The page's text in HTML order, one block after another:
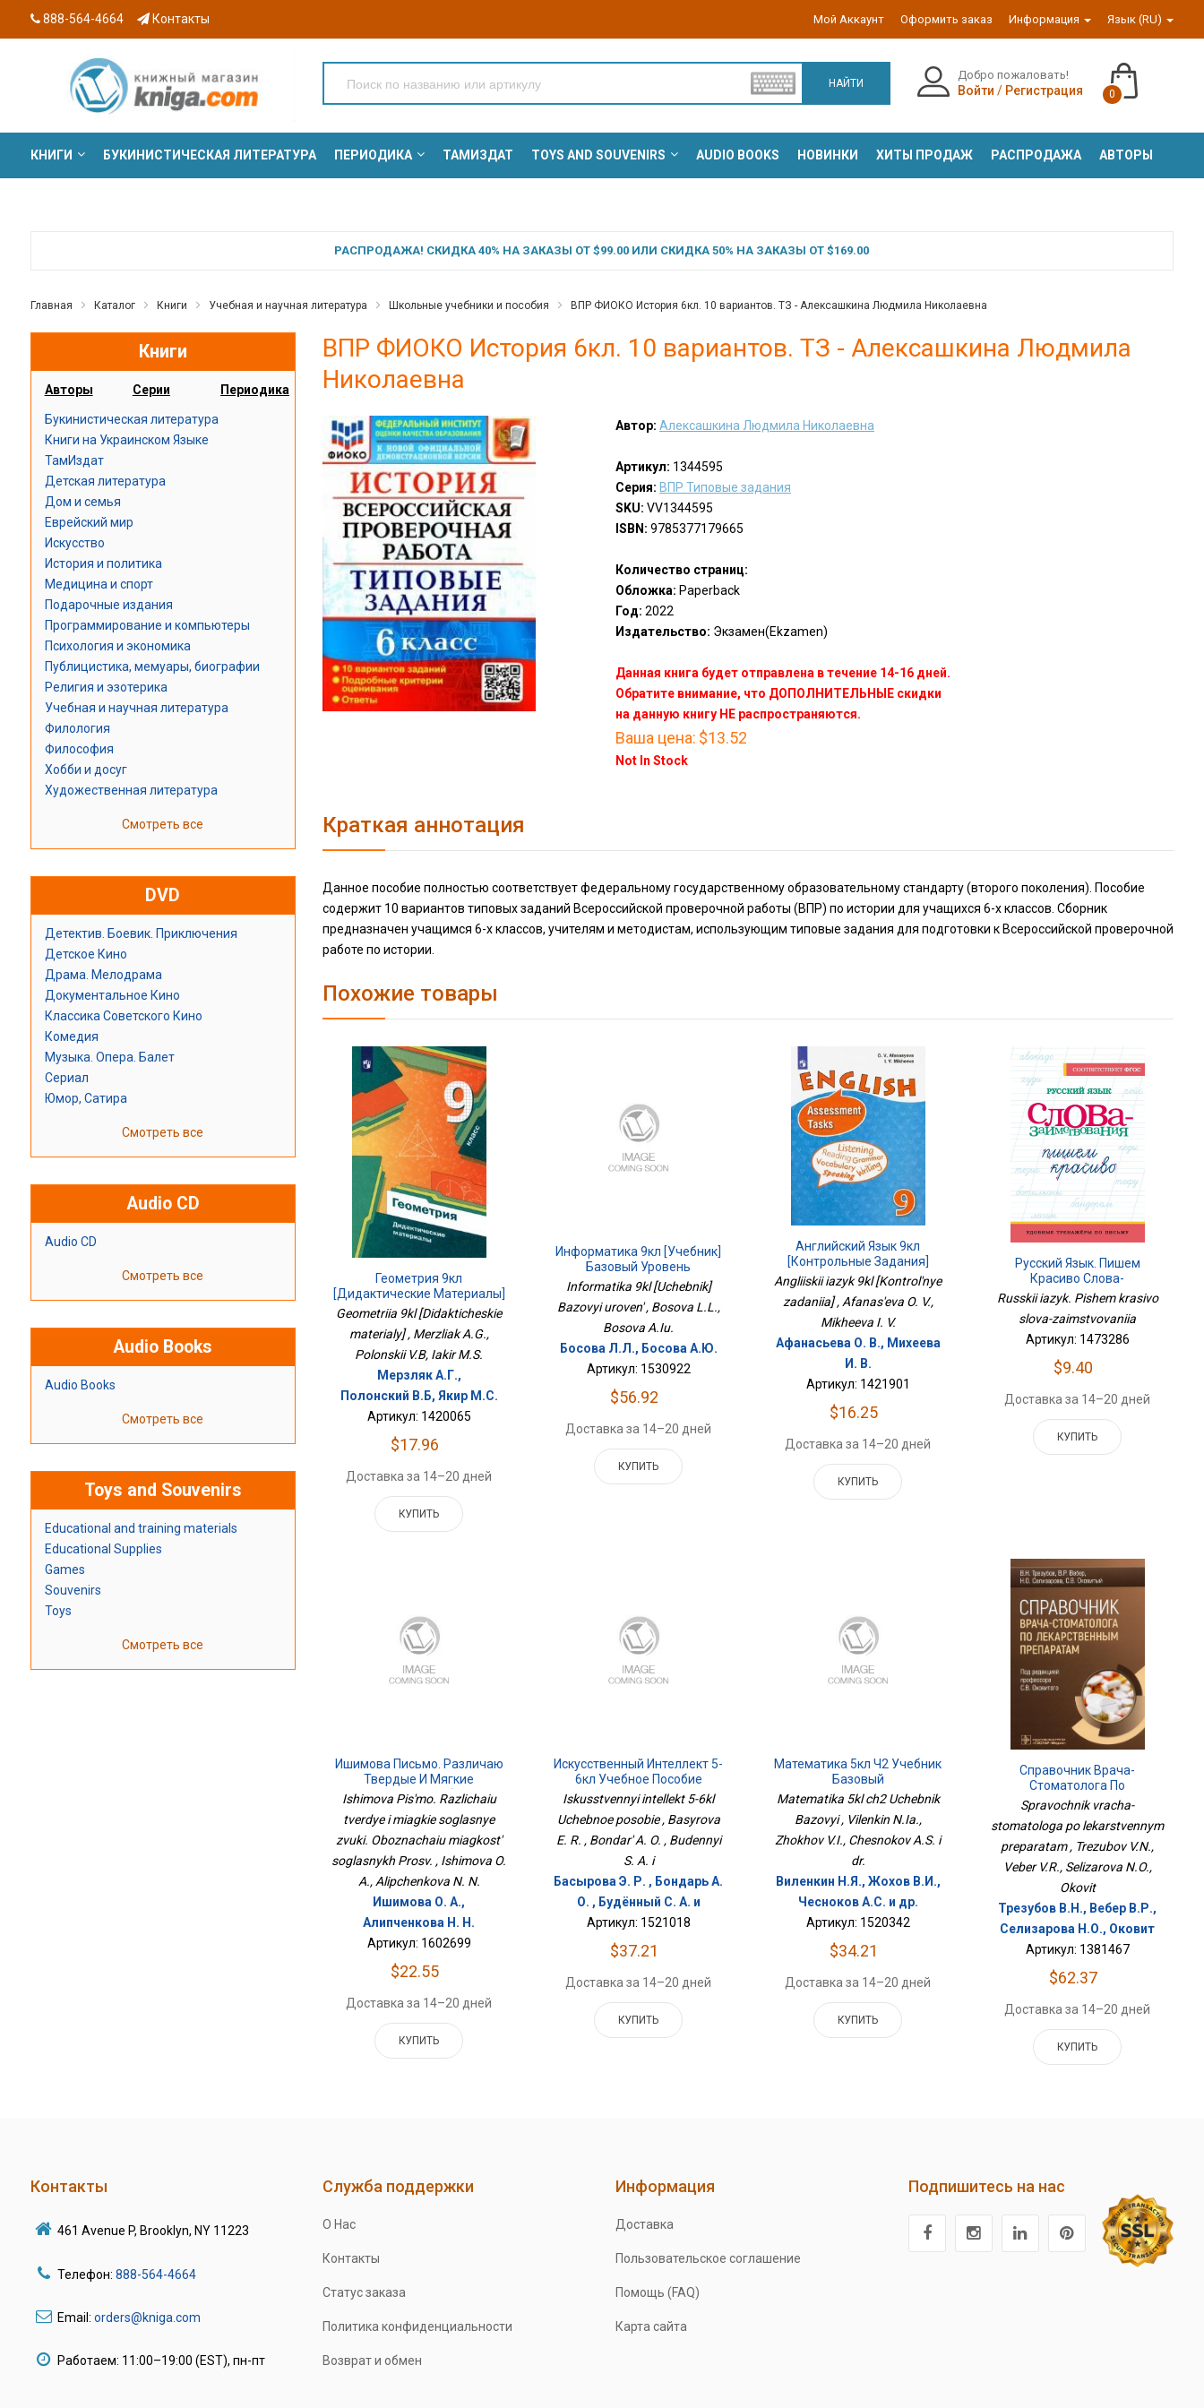
888-564-4664 Контакты Мой Аккаунт Оформить заказ Информация Язык (RU)
НАЙТИ
Добро пожаловать!
Войти / Регистрация 0
КНИГИ БУКИНИСТИЧЕСКАЯ ЛИТЕРАТУРА ПЕРИОДИКА ТАМИЗДАТ TOYS AND SOUVENIRS AUDIO BOOKS НОВИНКИ ХИТЫ ПРОДАЖ РАСПРОДАЖА АВТОРЫ
РАСПРОДАЖА! СКИДКА 40% НА ЗАКАЗЫ ОТ $99.00 ИЛИ СКИДКА 50% НА ЗАКАЗЫ ОТ $169.00
Главная Каталог Книги Учебная и научная литература Школьные учебники и пособия ВПР ФИОКО История 6кл. 10 вариантов. ТЗ - Алексашкина Людмила Николаевна
Книги
Авторы Серии Периодика
Букинистическая литература
Книги на Украинском Языке
ТамИздат
Детская литература
Дом и семья
Еврейский мир
Искусство
История и политика
Медицина и спорт
Подарочные издания
Программирование и компьютеры
Психология и экономика
Публицистика, мемуары, биографии
Религия и эзотерика
Учебная и научная литература
Филология
Философия
Хобби и досуг
Художественная литература
Смотреть все
DVD
Детектив. Боевик. Приключения
Детское Кино
Драма. Мелодрама
Документальное Кино
Классика Советского Кино
Комедия
Музыка. Опера. Балет
Сериал
Юмор, Сатира
Смотреть все
Audio CD
Audio CD
Смотреть все
Audio Books
Audio Books
Смотреть все
Toys and Souvenirs
Educational and training materials
Educational Supplies
Games
Souvenirs
Toys
Смотреть все
ВПР ФИОКО История 6кл. 10 вариантов. ТЗ - Алексашкина Людмила
Николаевна
Автор: Алексашкина Людмила Николаевна
Артикул: 1344595
Серия: ВПР Типовые задания
SKU: VV1344595
ISBN: 9785377179665
Количество страниц:
Обложка: Paperback
Год: 2022
Издательство: Экзамен(Ekzamen)
Данная книга будет отправлена в течение 14-16 дней.
Обратите внимание, что ДОПОЛНИТЕЛЬНЫЕ скидки
на данную книгу НЕ распространяются.
Ваша цена: $13.52
Not In Stock
Краткая аннотация
Данное пособие полностью соответствует федеральному государственному образовательному стандарту (второго поколения). Пособие
содержит 10 вариантов типовых заданий Всероссийской проверочной работы (ВПР) по истории для учащихся 6-х классов. Сборник
предназначен учащимся 6-х классов, учителям и методистам, использующим типовые задания для подготовки к Всероссийской проверочной
работе по истории.
Похожие товары
Геометрия 9кл
[Дидактические Материалы]
Geometriia 9kl [Didakticheskie
materialy] , Merzliak A.G.,
Polonskii V.B, Iakir M.S.
Мерзляк А.Г.,
Полонский В.Б, Якир М.С.
Артикул: 1420065
$17.96
Доставка за 14–20 дней
КУПИТЬ
Информатика 9кл [Учебник]
Базовый Уровень
Informatika 9kl [Uchebnik]
Bazovyi uroven' , Bosova L.L.,
Bosova A.Iu.
Босова Л.Л., Босова А.Ю.
Артикул: 1530922
$56.92
Доставка за 14–20 дней
КУПИТЬ
Английский Язык 9кл
[Контрольные Задания]
Angliiskii iazyk 9kl [Kontrol'nye
zadaniia] , Afanas'eva O. V.,
Mikheeva I. V.
Афанасьева О. В., Михеева
И. В.
Артикул: 1421901
$16.25
Доставка за 14–20 дней
КУПИТЬ
Русский Язык. Пишем
Красиво Слова-
Заимствования
Russkii iazyk. Pishem krasivo
slova-zaimstvovaniia
Артикул: 1473286
$9.40
Доставка за 14–20 дней
КУПИТЬ
Ишимова Письмо. Различаю
Твердые И Мягкие
Согласные Звуки. Обозначаю
Ishimova Pis'mo. Razlichaiu
tverdye i miagkie soglasnye
zvuki. Oboznachaiu miagkost'
soglasnykh Prosv. , Ishimova O.
A., Alipchenkova N. N.
Ишимова О. А.,
Алипченкова Н. Н.
Артикул: 1602699
$22.55
Доставка за 14–20 дней
КУПИТЬ
Искусственный Интеллект 5-
6кл Учебное Пособие
Iskusstvennyi intellekt 5-6kl
Uchebnoe posobie , Basyrova
E. R. , Bondar' A. O. , Budennyi
S. A. i
Басырова Э. Р. , Бондарь А.
О. , Будённый С. А. и
Артикул: 1521018
$37.21
Доставка за 14–20 дней
КУПИТЬ
Математика 5кл Ч2 Учебник
Базовый
Matematika 5kl ch2 Uchebnik
Bazovyi , Vilenkin N.Ia.,
Zhokhov V.I., Chesnokov A.S. i
dr.
Виленкин Н.Я., Жохов В.И.,
Чесноков А.С. и др.
Артикул: 1520342
$34.21
Доставка за 14–20 дней
КУПИТЬ
Справочник Врача-
Стоматолога По
Лекарственным Препаратам
Spravochnik vracha-
stomatologa po lekarstvennym
preparatam , Trezubov V.N.,
Veber V.R., Selizarova N.O.,
Okovit
Трезубов В.Н., Вебер В.Р.,
Селизарова Н.О., Оковит
Артикул: 1381467
$62.37
Доставка за 14–20 дней
КУПИТЬ
Контакты
461 Avenue P, Brooklyn, NY 11223
Телефон: 888-564-4664
Email: orders@kniga.com
Работаем: 11:00–19:00 (EST), пн-пт
Служба поддержки
О Нас
Контакты
Статус заказа
Политика конфиденциальности
Возврат и обмен
Информация
Доставка
Пользовательское соглашение
Помощь (FAQ)
Карта сайта
Подпишитесь на нас